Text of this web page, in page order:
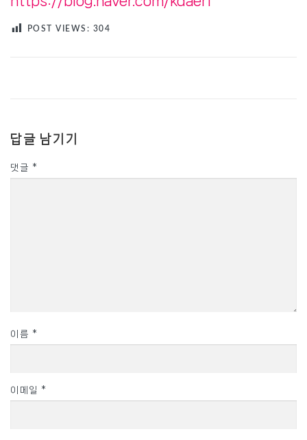
POST VIEWS: 304
답글 남기기
댓글 *
이름 *
이메일 *